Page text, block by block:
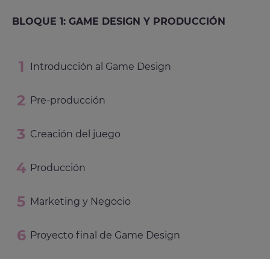
BLOQUE 1: GAME DESIGN Y PRODUCCIÓN
Introducción al Game Design
Pre-producción
Creación del juego
Producción
Marketing y Negocio
Proyecto final de Game Design